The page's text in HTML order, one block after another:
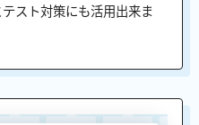
スト対策にも活用出来ま